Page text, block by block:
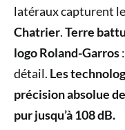
latéraux capturent
Chatrier.Terre
logo Roland-Garros
détail. Les
précision absolue
pur jusqu’à 108 dB.